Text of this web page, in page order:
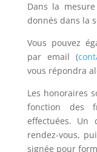
Dans la
donnés dans la
Vous pouvez
par email (
vous répondra
Les honoraires
fonction des
effectuées.
rendez-vous,
signée pour